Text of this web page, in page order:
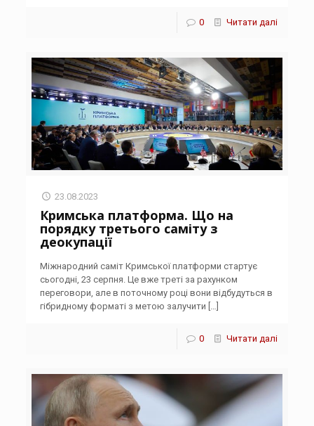
0 Читати далі
23.08.2023
Кримська платформа. Що на
порядку третього саміту з
деокупації
Міжнародний саміт Кримської платформи стартує
сьогодні, 23 серпня. Це вже треті за рахунком
переговори, але в поточному році вони відбудуться в
гібридному форматі з метою залучити […]
0 Читати далі